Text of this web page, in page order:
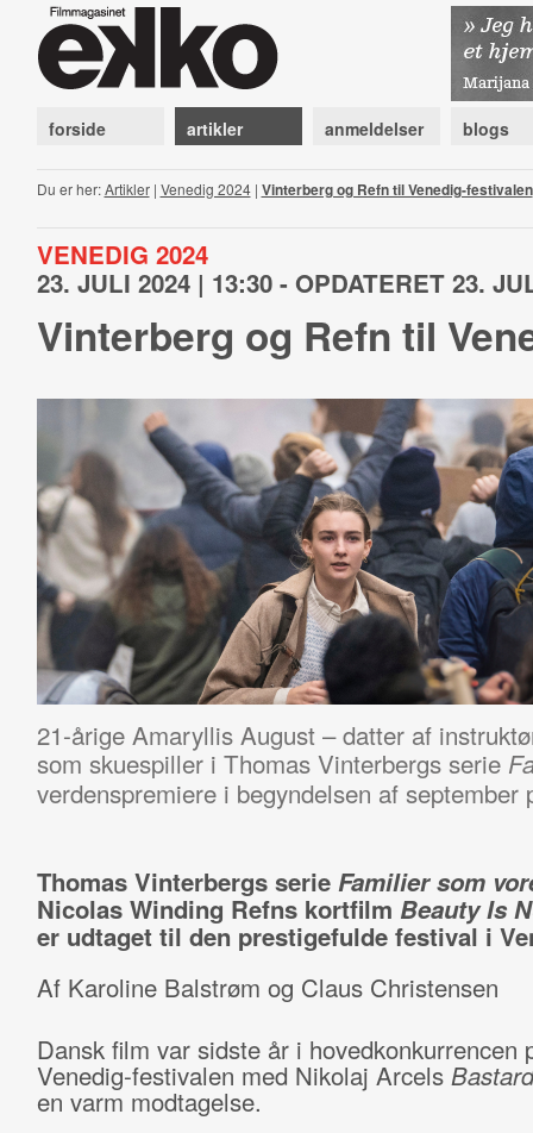
forside artikler anmeldelser blogs
Du er her:Artikler| Venedig 2024| Vinterberg og Refn til Venedig-festivalen
VENEDIG 2024
23. JULI 2024 | 13:30 - OPDATERET 23.
Vinterberg og Refn til
21-årige Amaryllis August – datter af
som skuespiller i Thomas Vinterbergs serie
verdenspremiere i begyndelsen af september
Thomas Vinterbergs serie Familier som
Nicolas Winding Refns kortfilm Beauty Is
er udtaget til den prestigefulde festival i
Af Karoline Balstrøm og Claus Christensen
Dansk film var sidste år i hovedkonkurrencen
Venedig-festivalen med Nikolaj Arcels
en varm modtagelse.